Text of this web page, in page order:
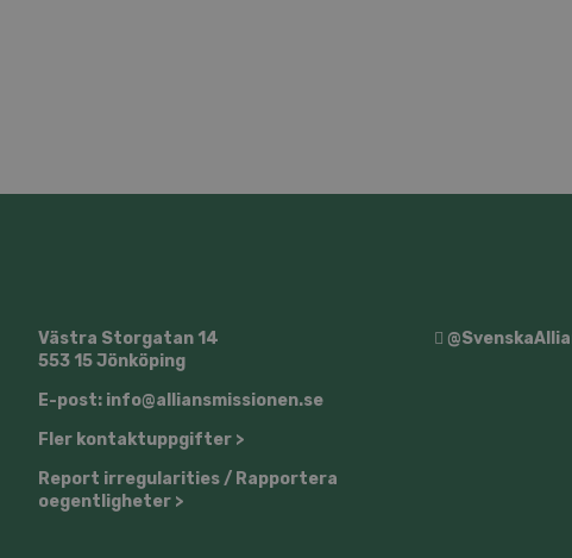
Västra Storgatan 14
553 15 Jönköping
E-post: info@alliansmissionen.se
Fler kontaktuppgifter >
Report irregularities / Rapportera
oegentligheter >